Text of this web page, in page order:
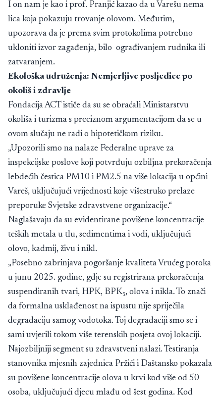
I on nam je kao i prof. Pranjić kazao da u Varešu nema
lica koja pokazuju trovanje olovom. Međutim,
upozorava da je prema svim protokolima potrebno
ukloniti izvor zagađenja, bilo ograđivanjem rudnika ili
zatvaranjem.
Ekološka udruženja: Nemjerljive posljedice po
okoliš i zdravlje
Fondacija ACT ističe da su se obraćali Ministarstvu
okoliša i turizma s preciznom argumentacijom da se u
ovom slučaju ne radi o hipotetičkom riziku.
„Upozorili smo na nalaze Federalne uprave za
inspekcijske poslove koji potvrđuju ozbiljna prekoračenja
lebdećih čestica PM10 i PM2.5 na više lokacija u općini
Vareš, uključujući vrijednosti koje višestruko prelaze
preporuke Svjetske zdravstvene organizacije.“
Naglašavaju da su evidentirane povišene koncentracije
teških metala u tlu, sedimentima i vodi, uključujući
olovo, kadmij, živu i nikl.
„Posebno zabrinjava pogoršanje kvaliteta Vrućeg potoka
u junu 2025. godine, gdje su registrirana prekoračenja
suspendiranih tvari, HPK, BPK₅, olova i nikla. To znači
da formalna usklađenost na ispustu nije spriječila
degradaciju samog vodotoka. Toj degradaciji smo se i
sami uvjerili tokom više terenskih posjeta ovoj lokaciji.
Najozbiljniji segment su zdravstveni nalazi. Testiranja
stanovnika mjesnih zajednica Pržići i Daštansko pokazala
su povišene koncentracije olova u krvi kod više od 50
osoba, uključujući djecu mlađu od šest godina. Kod